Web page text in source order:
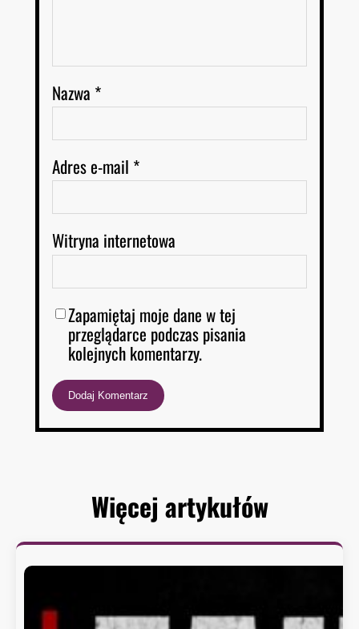
Nazwa *
Adres e-mail *
Witryna internetowa
Zapamiętaj moje dane w tej
przeglądarce podczas pisania
kolejnych komentarzy.
Więcej artykułów